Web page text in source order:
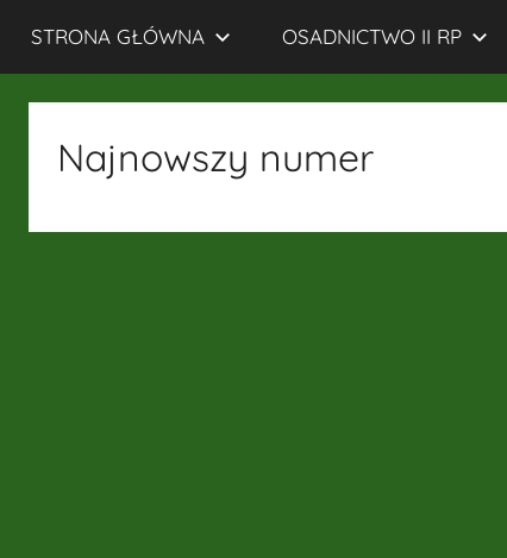
Rodzin
Wojskowych
STRONA GŁÓWNA OSADNICTWO II RP
Najnowszy numer